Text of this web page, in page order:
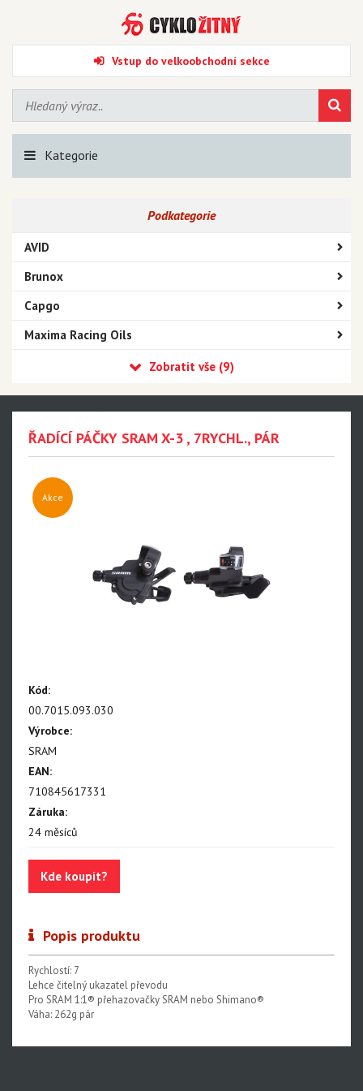
Vstup do velkoobchodní sekce
Kategorie
Podkategorie
AVID
Brunox
Capgo
Maxima Racing Oils
MONTONE
Výprodej
Sram MTB
ŘADÍCÍ PÁČKY SRAM X-3 , 7RYCHL., PÁR
Akce
Kód:
00.7015.093.030
Výrobce:
SRAM
EAN:
710845617331
Záruka:
24 měsíců
Kde koupit?
Popis produktu
Rychlostí: 7
Lehce čitelný ukazatel převodu
Pro SRAM 1:1® přehazovačky SRAM nebo Shimano®
Váha: 262g pár